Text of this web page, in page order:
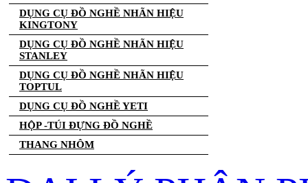
DỤNG CỤ ĐỒ NGHỀ NHÃN HIỆU
KINGTONY
DỤNG CỤ ĐỒ NGHỀ NHÃN HIỆU
STANLEY
DỤNG CỤ ĐỒ NGHỀ NHÃN HIỆU
TOPTUL
DỤNG CỤ ĐỒ NGHỀ YETI
HỘP -TÚI ĐỰNG ĐỒ NGHỀ
THANG NHÔM